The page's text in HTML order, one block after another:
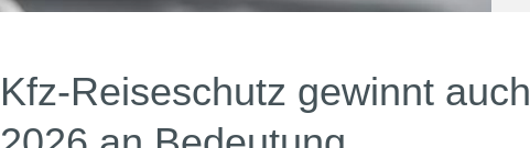
Kfz-Reiseschutz gewinnt auch